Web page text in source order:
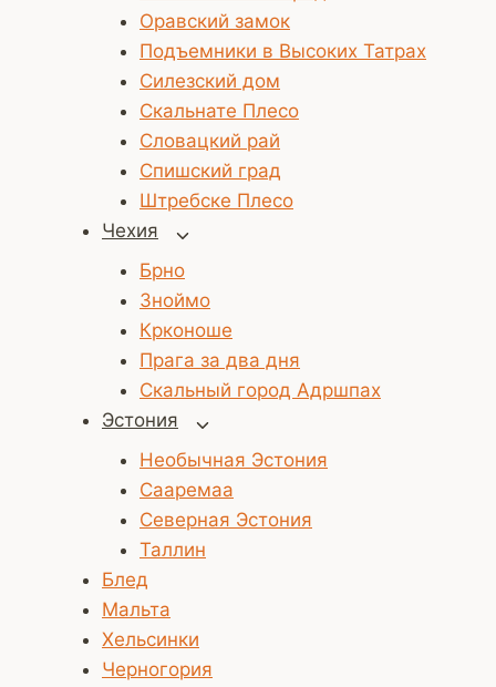
Оравский замок
Подъемники в Высоких Татрах
Силезский дом
Скальнате Плесо
Словацкий рай
Спишский град
Штребске Плесо
Чехия
Переключить
дочернее
меню
Брно
Зноймо
Крконоше
Прага за два дня
Скальный город Адршпах
Эстония
Переключить
дочернее
меню
Необычная Эстония
Сааремаа
Северная Эстония
Таллин
Блед
Мальта
Хельсинки
Черногория